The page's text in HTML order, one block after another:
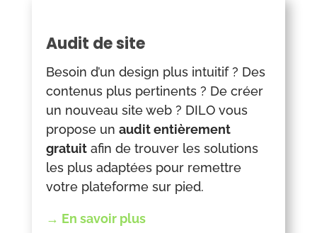
Audit de site
Besoin d’un design plus intuitif ? Des
contenus plus pertinents ? De créer
un nouveau site web ? DILO vous
propose un audit entièrement
gratuitafin de trouver les solutions
les plus adaptées pour remettre
votre plateforme sur pied.
→ En savoir plus